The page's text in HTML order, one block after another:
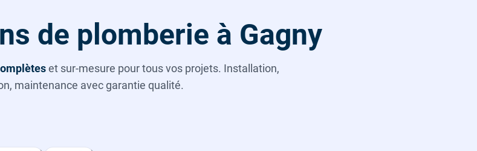
de plomberie à Gagny
et sur-mesure pour tous vos projets. Installation,
maintenance avec garantie qualité.